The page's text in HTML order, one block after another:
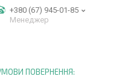
+380 (67) 945-01-85
Менеджер